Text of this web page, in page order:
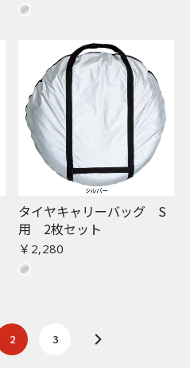
タイヤキャリーバッグ S
用 2枚セット
￥2,280
2 3